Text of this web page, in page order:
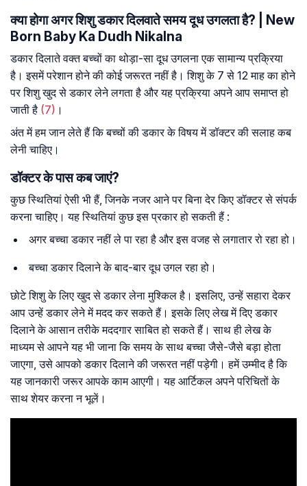
क्या होगा अगर शिशु डकार दिलवाते समय दूध उगलता है? | New
Born Baby Ka Dudh Nikalna
डकार दिलाते वक्त बच्चों का थोड़ा-सा दूध उगलना एक सामान्य प्रक्रिया
है। इसमें परेशान होने की कोई जरूरत नहीं है। शिशु के 7 से 12 माह का होने
पर शिशु खुद से डकार लेने लगता है और यह प्रक्रिया अपने आप समाप्त हो
जाती है (7) ।
अंत में हम जान लेते हैं कि बच्चों की डकार के विषय में डॉक्टर की सलाह कब
लेनी चाहिए।
डॉक्टर के पास कब जाएं?
कुछ स्थितियां ऐसी भी हैं, जिनके नजर आने पर बिना देर किए डॉक्टर से संपर्क
करना चाहिए। यह स्थितियां कुछ इस प्रकार हो सकती हैं :
अगर बच्चा डकार नहीं ले पा रहा है और इस वजह से लगातार रो रहा हो।
बच्चा डकार दिलाने के बाद-बार दूध उगल रहा हो।
छोटे शिशु के लिए खुद से डकार लेना मुश्किल है। इसलिए, उन्हें सहारा देकर
आप उन्हें डकार लेने में मदद कर सकते हैं। इसके लिए लेख में दिए डकार
दिलाने के आसान तरीके मददगार साबित हो सकते हैं। साथ ही लेख के
माध्यम से आपने यह भी जाना कि समय के साथ बच्चा जैसे-जैसे बड़ा होता
जाएगा, उसे आपको डकार दिलाने की जरूरत नहीं पड़ेगी। हमें उम्मीद है कि
यह जानकारी जरूर आपके काम आएगी। यह आर्टिकल अपने परिचितों के
साथ शेयर करना न भूलें।